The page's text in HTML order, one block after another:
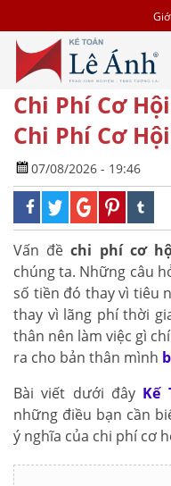
Chi Phí Cơ
Chi Phí Cơ
07/08/2026 - 19:46
Vấn đềchi phí cơ
chúng ta. Những câu
số tiền đó thay vì tiêu
thay vì lãng phí thời
thân nên làm việc gì
ra cho bản thân mình
Bài viết dưới đây Kế
những điều bạn cần
ý nghĩa của chi phí cơ